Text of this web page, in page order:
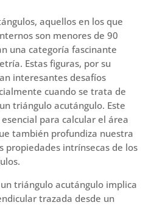
aquellos en los que
son menores de 90
una categoría fascinante
Estas figuras, por su
interesantes desafíos
cuando se trata de
triángulo acutángulo. Este
para calcular el área
también profundiza nuestra
propiedades intrínsecas de los
triángulo acutángulo implica
trazada desde un